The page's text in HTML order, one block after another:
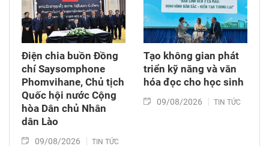
Điện chia buồn Đồng
chí Saysomphone
Phomvihane, Chủ tịch
Quốc hội nước Cộng
hòa Dân chủ Nhân
dân Lào
09/08/2026 TIN TỨC
Tạo không gian phát
triển kỹ năng và văn
hóa đọc cho học sinh
09/08/2026 TIN TỨC